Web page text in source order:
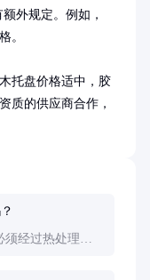
外规定。例如，
。
托盘价格适中，胶
质的供应商合作，
须经过热处理或